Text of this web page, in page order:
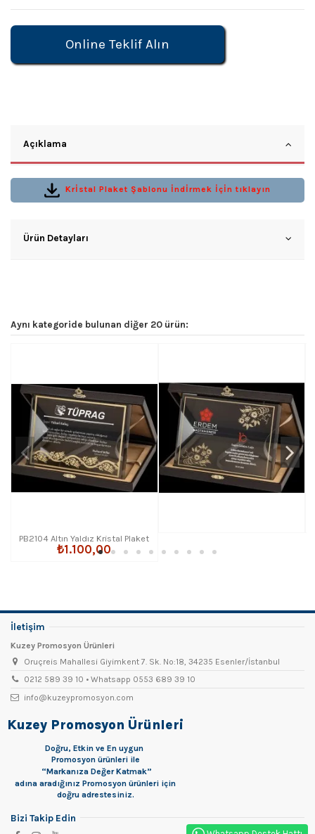
Online Teklif Alın
Açıklama
Krİstal Plaket Şablonu İndİrmek İçİn tıklayın
Ürün Detayları
Aynı kategoride bulunan diğer 20 ürün:
PB2104 Altın Yaldız Kristal Plaket
₺1.100,00
İletişim
Kuzey Promosyon Ürünleri
Oruçreis Mahallesi Giyimkent 7. Sk. No:18, 34235 Esenler/İstanbul
0212 589 39 10 • Whatsapp 0553 689 39 10
info@kuzeypromosyon.com
Kuzey Promosyon Ürünleri
Doğru, Etkin ve En uygun
Promosyon ürünleri ile
“Markanıza Değer Katmak”
adına aradığınız Promosyon ürünleri için
doğru adrestesiniz.
Bizi Takip Edin